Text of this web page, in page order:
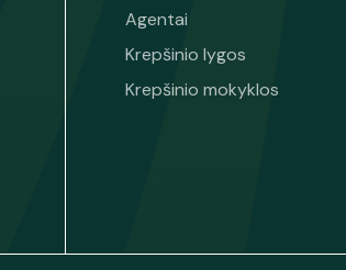
Agentai
Krepšinio lygos
Krepšinio mokyklos